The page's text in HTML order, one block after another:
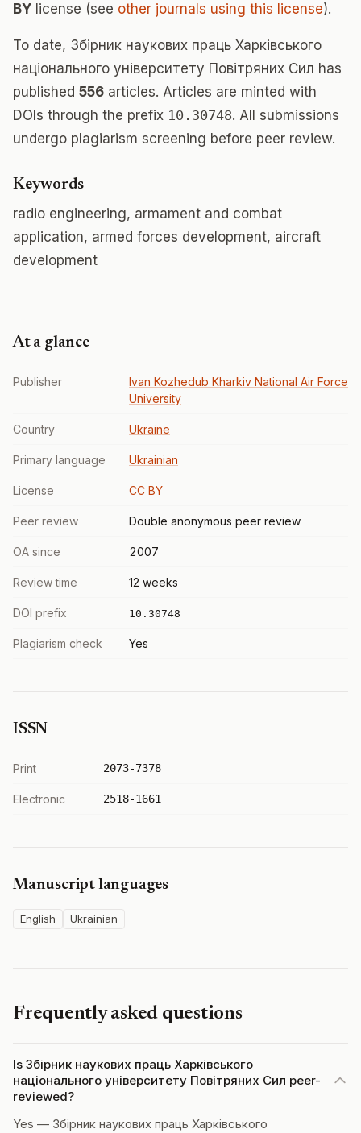
BY license (see other journals using this license).
To date, Збірник наукових праць Харківського
національного університету Повітряних Сил has
published 556 articles. Articles are minted with
DOIs through the prefix 10.30748. All submissions
undergo plagiarism screening before peer review.
Keywords
radio engineering, armament and combat
application, armed forces development, aircraft
development
At a glance
Publisher
Ivan Kozhedub Kharkiv National Air Force
University
Country Ukraine
Primary language Ukrainian
License CC BY
Peer review Double anonymous peer review
OA since 2007
Review time 12 weeks
DOI prefix 10.30748
Plagiarism check Yes
ISSN
Print 2073-7378
Electronic 2518-1661
Manuscript languages
English Ukrainian
Frequently asked questions
Is Збірник наукових праць Харківського
національного університету Повітряних Сил peer-
reviewed?
Yes — Збірник наукових праць Харківського